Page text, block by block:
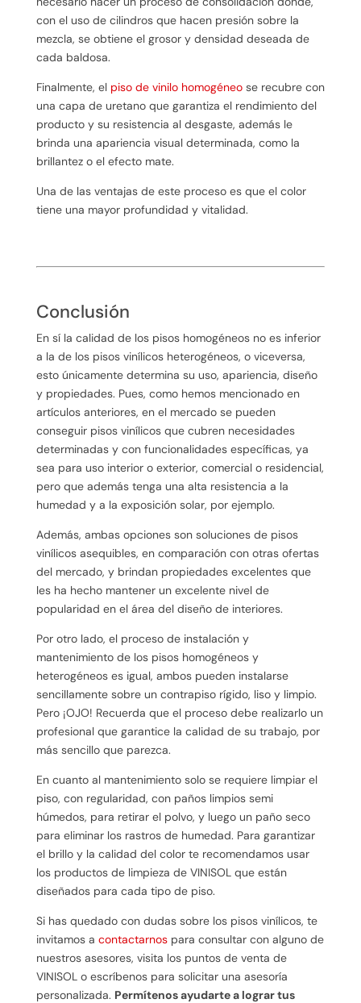
con el uso de cilindros que hacen presión sobre la
mezcla, se obtiene el grosor y densidad deseada de
cada baldosa.
Finalmente, el piso de vinilo homogéneose recubre con
una capa de uretano que garantiza el rendimiento del
producto y su resistencia al desgaste, además le
brinda una apariencia visual determinada, como la
brillantez o el efecto mate.
Una de las ventajas de este proceso es que el color
tiene una mayor profundidad y vitalidad.
Conclusión
En sí la calidad de los pisos homogéneos no es inferior
a la de los pisos vinílicos heterogéneos, o viceversa,
esto únicamente determina su uso, apariencia, diseño
y propiedades. Pues, como hemos mencionado en
artículos anteriores, en el mercado se pueden
conseguir pisos vinílicos que cubren necesidades
determinadas y con funcionalidades específicas, ya
sea para uso interior o exterior, comercial o residencial,
pero que además tenga una alta resistencia a la
humedad y a la exposición solar, por ejemplo.
Además, ambas opciones son soluciones de pisos
vinílicos asequibles, en comparación con otras ofertas
del mercado, y brindan propiedades excelentes que
les ha hecho mantener un excelente nivel de
popularidad en el área del diseño de interiores.
Por otro lado, el proceso de instalación y
mantenimiento de los pisos homogéneos y
heterogéneos es igual, ambos pueden instalarse
sencillamente sobre un contrapiso rígido, liso y limpio.
Pero ¡OJO! Recuerda que el proceso debe realizarlo un
profesional que garantice la calidad de su trabajo, por
más sencillo que parezca.
En cuanto al mantenimiento solo se requiere limpiar el
piso, con regularidad, con paños limpios semi
húmedos, para retirar el polvo, y luego un paño seco
para eliminar los rastros de humedad. Para garantizar
el brillo y la calidad del color te recomendamos usar
los productos de limpieza de VINISOL que están
diseñados para cada tipo de piso.
Si has quedado con dudas sobre los pisos vinílicos, te
invitamos a contactarnospara consultar con alguno de
nuestros asesores, visita los puntos de venta de
VINISOL o escríbenos para solicitar una asesoría
personalizada. Permítenos ayudarte a lograr tus